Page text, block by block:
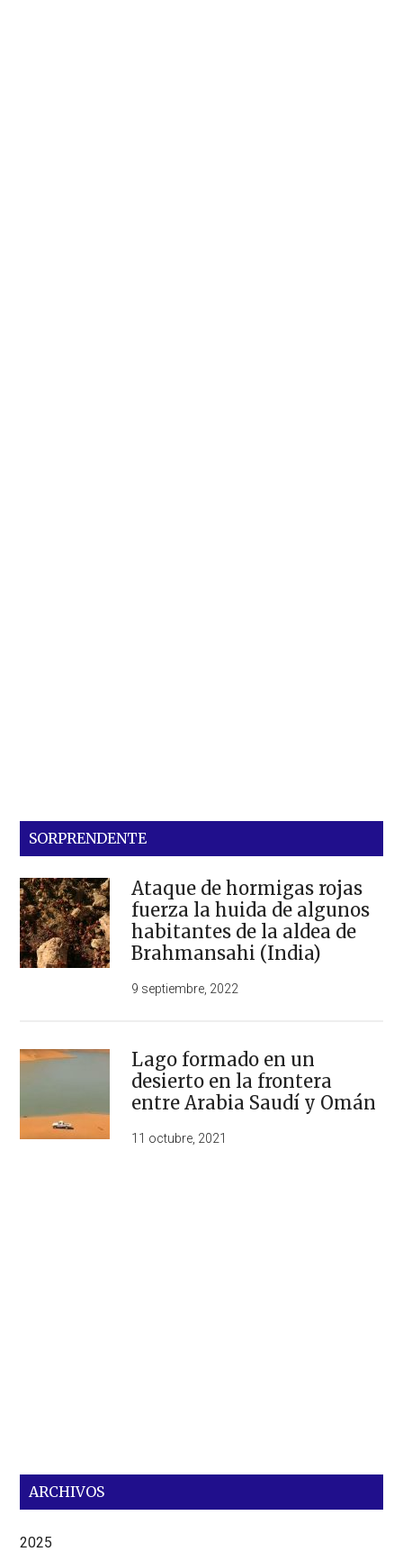
SORPRENDENTE
Ataque de hormigas rojas
fuerza la huida de algunos
habitantes de la aldea de
Brahmansahi (India)
9 septiembre, 2022
Lago formado en un
desierto en la frontera
entre Arabia Saudí y Omán
11 octubre, 2021
ARCHIVOS
2025